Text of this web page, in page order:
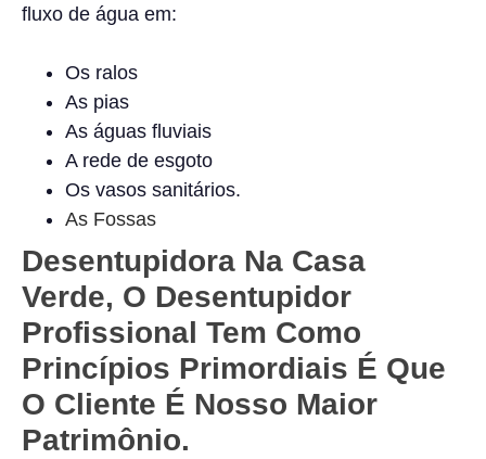
fluxo de água em:
Os ralos
As pias
As águas fluviais
A rede de esgoto
Os vasos sanitários.
As Fossas
Desentupidora Na Casa
Verde, O Desentupidor
Profissional Tem Como
Princípios Primordiais É Que
O Cliente É Nosso Maior
Patrimônio.